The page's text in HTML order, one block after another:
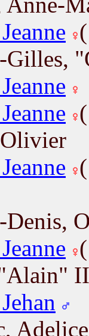
Gilles,
Adelice